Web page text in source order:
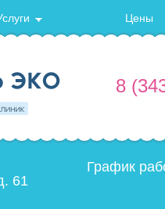
Цены
8
61
График